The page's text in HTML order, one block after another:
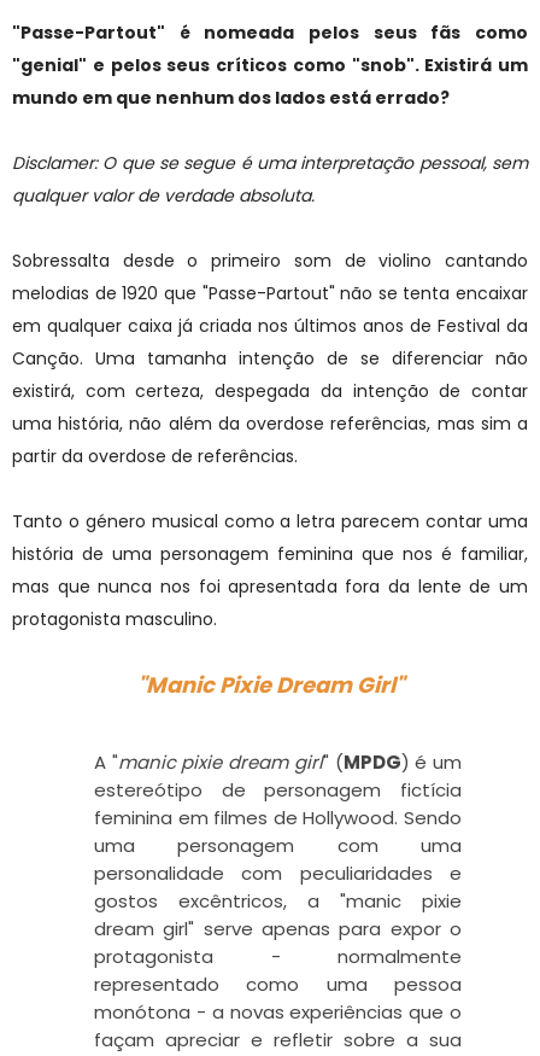
"Passe-Partout" é nomeada pelos seus fãs como
"genial" e pelos seus críticos como "snob". Existirá um
mundo em que nenhum dos lados está errado?
Disclamer: O que se segue é uma interpretação pessoal, sem
qualquer valor de verdade absoluta.
Sobressalta desde o primeiro som de violino cantando
melodias de 1920 que "Passe-Partout" não se tenta encaixar
em qualquer caixa já criada nos últimos anos de Festival da
Canção. Uma tamanha intenção de se diferenciar não
existirá, com certeza, despegada da intenção de contar
uma história, não além da overdose referências, mas sim a
partir da overdose de referências.
Tanto o género musical como a letra parecem contar uma
história de uma personagem feminina que nos é familiar,
mas que nunca nos foi apresentada fora da lente de um
protagonista masculino.
"Manic Pixie Dream Girl"
A "manic pixie dream girl" (MPDG) é um
estereótipo de personagem fictícia
feminina em filmes de Hollywood. Sendo
uma personagem com uma
personalidade com peculiaridades e
gostos excêntricos, a "manic pixie
dream girl" serve apenas para expor o
protagonista - normalmente
representado como uma pessoa
monótona - a novas experiências que o
façam apreciar e refletir sobre a sua